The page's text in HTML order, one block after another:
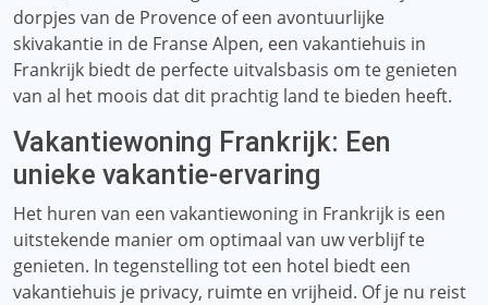
dorpjes van de Provence of een avontuurlijke
skivakantie in de Franse Alpen, een vakantiehuis in
Frankrijk biedt de perfecte uitvalsbasis om te genieten
van al het moois dat dit prachtig land te bieden heeft.
Vakantiewoning Frankrijk: Een
unieke vakantie-ervaring
Het huren van een vakantiewoning in Frankrijk is een
uitstekende manier om optimaal van uw verblijf te
genieten. In tegenstelling tot een hotel biedt een
vakantiehuis je privacy, ruimte en vrijheid. Of je nu reist